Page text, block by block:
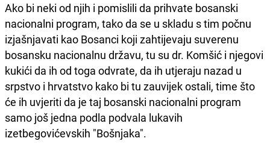
Ako bi neki od njih i pomislili da prihvate bosanski
nacionalni program, tako da se u skladu s tim počnu
izjašnjavati kao Bosanci koji zahtijevaju suverenu
bosansku nacionalnu državu, tu su dr. Komšić i njegovi
kukići da ih od toga odvrate, da ih utjeraju nazad u
srpstvo i hrvatstvo kako bi tu zauvijek ostali, time što
će ih uvjeriti da je taj bosanski nacionalni program
samo još jedna podla podvala lukavih
izetbegovićevskih "Bošnjaka".